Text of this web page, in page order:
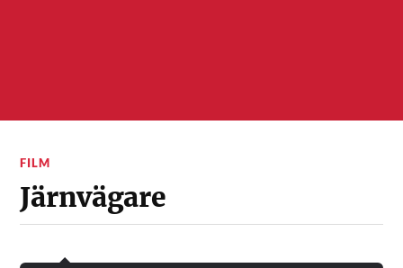
FILM
Järnvägare